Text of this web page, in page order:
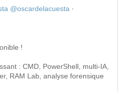
@oscardelacuesta ·
!
: CMD, PowerShell, multi-IA,
RAM Lab, analyse forensique